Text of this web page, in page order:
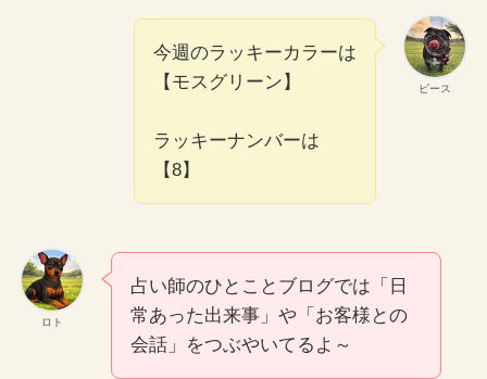
ピース
今週のラッキーカラーは
【モスグリーン】
ラッキーナンバーは
【8】
ロト
占い師のひとことブログでは「日
常あった出来事」や「お客様との
会話」をつぶやいてるよ～